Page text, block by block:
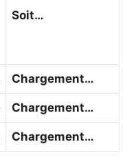
Soit…
Chargement…
Chargement…
Chargement…